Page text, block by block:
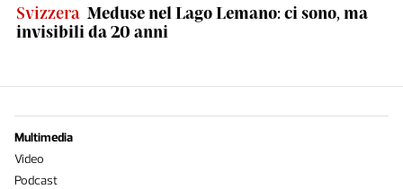
Svizzera Meduse nel Lago Lemano: ci sono, ma
invisibili da 20 anni
Multimedia
Video
Podcast